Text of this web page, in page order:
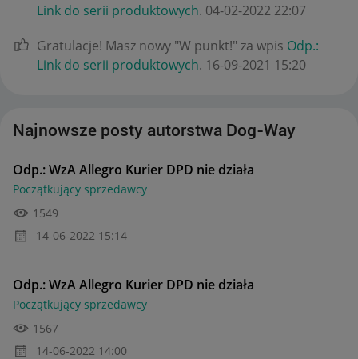
Link do serii produktowych. ‎04-02-2022 22:07
Gratulacje! Masz nowy "W punkt!" za wpis Odp.:
Link do serii produktowych. ‎16-09-2021 15:20
Najnowsze posty autorstwa Dog-Way
Odp.: WzA Allegro Kurier DPD nie działa
Początkujący sprzedawcy
1549
‎14-06-2022 15:14
Odp.: WzA Allegro Kurier DPD nie działa
Początkujący sprzedawcy
1567
‎14-06-2022 14:00